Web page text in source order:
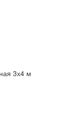
3х4 м